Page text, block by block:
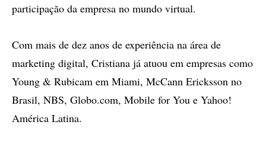
participação da empresa no mundo virtual.
Com mais de dez anos de experiência na área de
marketing digital, Cristiana já atuou em empresas como
Young & Rubicam em Miami, McCann Ericksson no
Brasil, NBS, Globo.com, Mobile for You e Yahoo!
América Latina.